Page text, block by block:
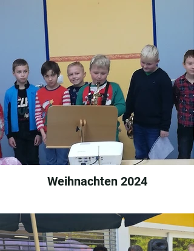
Weihnachten 2024